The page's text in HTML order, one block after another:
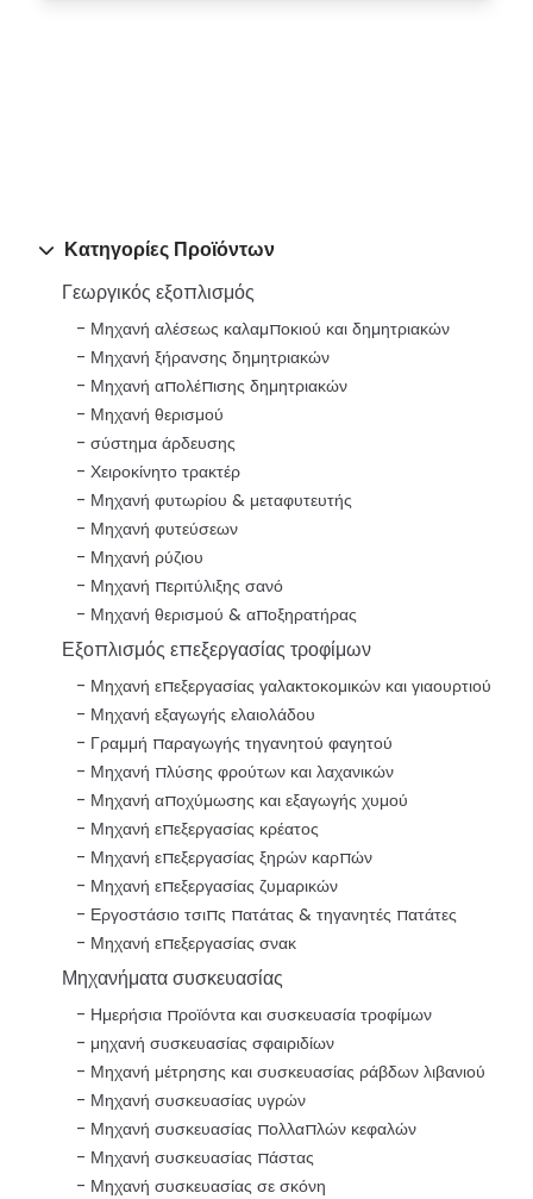
Κατηγορίες Προϊόντων
Γεωργικός εξοπλισμός
Μηχανή αλέσεως καλαμποκιού και δημητριακών
Μηχανή ξήρανσης δημητριακών
Μηχανή απολέπισης δημητριακών
Μηχανή θερισμού
σύστημα άρδευσης
Χειροκίνητο τρακτέρ
Μηχανή φυτωρίου & μεταφυτευτής
Μηχανή φυτεύσεων
Μηχανή ρύζιου
Μηχανή περιτύλιξης σανό
Μηχανή θερισμού & αποξηρατήρας
Εξοπλισμός επεξεργασίας τροφίμων
Μηχανή επεξεργασίας γαλακτοκομικών και γιαουρτιού
Μηχανή εξαγωγής ελαιολάδου
Γραμμή παραγωγής τηγανητού φαγητού
Μηχανή πλύσης φρούτων και λαχανικών
Μηχανή αποχύμωσης και εξαγωγής χυμού
Μηχανή επεξεργασίας κρέατος
Μηχανή επεξεργασίας ξηρών καρπών
Μηχανή επεξεργασίας ζυμαρικών
Εργοστάσιο τσιπς πατάτας & τηγανητές πατάτες
Μηχανή επεξεργασίας σνακ
Μηχανήματα συσκευασίας
Ημερήσια προϊόντα και συσκευασία τροφίμων
μηχανή συσκευασίας σφαιριδίων
Μηχανή μέτρησης και συσκευασίας ράβδων λιβανιού
Μηχανή συσκευασίας υγρών
Μηχανή συσκευασίας πολλαπλών κεφαλών
Μηχανή συσκευασίας πάστας
Μηχανή συσκευασίας σε σκόνη